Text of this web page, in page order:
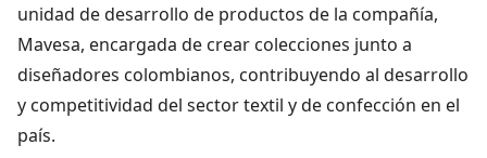
unidad de desarrollo de productos de la compañía,
Mavesa, encargada de crear colecciones junto a
diseñadores colombianos, contribuyendo al desarrollo
y competitividad del sector textil y de confección en el
país.